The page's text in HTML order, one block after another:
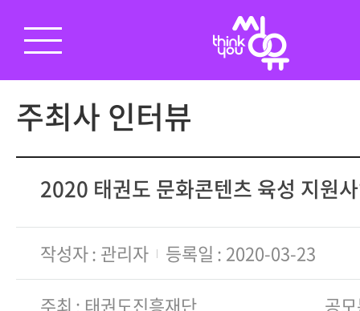
주최사 인터뷰
2020 태권도 문화콘텐츠 육성 지원
작성자 관리자 등록일 2020-03-23
주최 태권도진흥재단 공